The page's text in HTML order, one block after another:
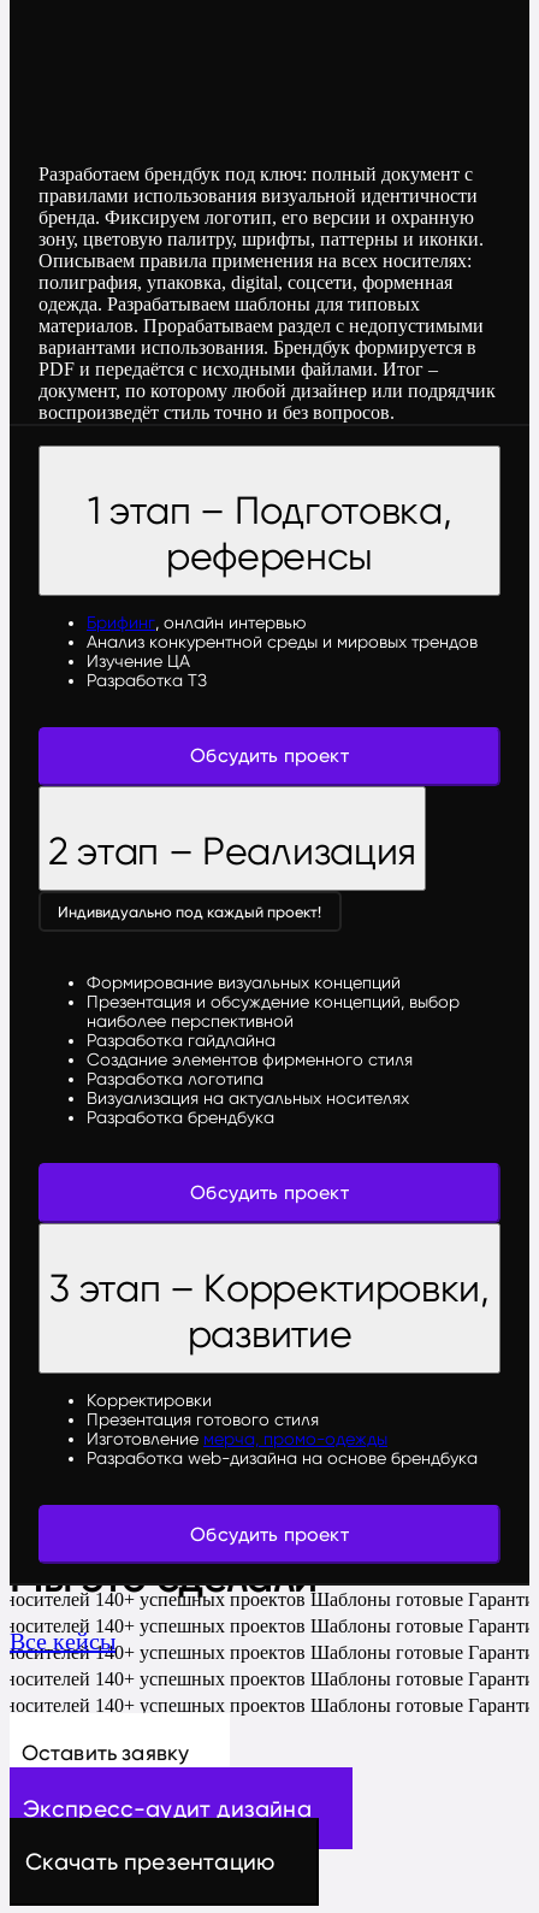
Разработаем брендбук под ключ: полный документ с
правилами использования визуальной идентичности
бренда. Фиксируем логотип, его версии и охранную
зону, цветовую палитру, шрифты, паттерны и иконки.
Описываем правила применения на всех носителях:
полиграфия, упаковка, digital, соцсети, форменная
одежда. Разрабатываем шаблоны для типовых
материалов. Прорабатываем раздел с недопустимыми
вариантами использования. Брендбук формируется в
PDF и передаётся с исходными файлами. Итог –
документ, по которому любой дизайнер или подрядчик
воспроизведёт стиль точно и без вопросов.
1 этап – Подготовка,
референсы
Брифинг, онлайн интервью
Анализ конкурентной среды и мировых трендов
Изучение ЦА
Разработка ТЗ
Обсудить проект
2 этап – Реализация
Индивидуально под каждый проект!
Формирование визуальных концепций
Презентация и обсуждение концепций, выбор
наиболее перспективной
Разработка гайдлайна
Создание элементов фирменного стиля
Разработка логотипа
Визуализация на актуальных носителях
Разработка брендбука
Обсудить проект
3 этап – Корректировки,
развитие
Корректировки
Презентация готового стиля
Изготовление мерча, промо-одежды
Разработка web-дизайна на основе брендбука
Обсудить проект
140+ успешных проектов Шаблоны готовые
140+ успешных проектов Шаблоны готовые
140+ успешных проектов Шаблоны готовые
140+ успешных проектов Шаблоны готовые
140+ успешных проектов Шаблоны готовые
Оставить заявку
Экспресс-аудит дизайна
Скачать презентацию
Мы это сделали
Все кейсы